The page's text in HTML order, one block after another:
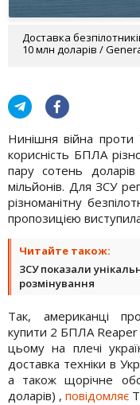
Доставка
10 млн доларів /
Нинішня війна
корисність БПЛА
пару сотень
мільйонів. Для ЗСУ
різноманітну
пропозицією
Читайте також:
ЗСУ показали
розмінування
Так, американці
купити 2 БПЛА
цьому на плечі
доставка техніки в
а також щорічне
доларів) , повідомляє